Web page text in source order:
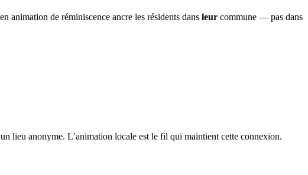
animation de réminiscence ancre les résidents dans leur commune — pas dans
lieu anonyme. L’animation locale est le fil qui maintient cette connexion.